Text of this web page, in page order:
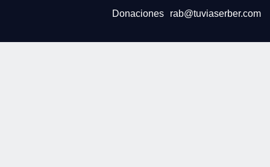
Donaciones rab@tuviaserber.com